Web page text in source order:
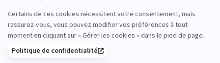
Circuits privés